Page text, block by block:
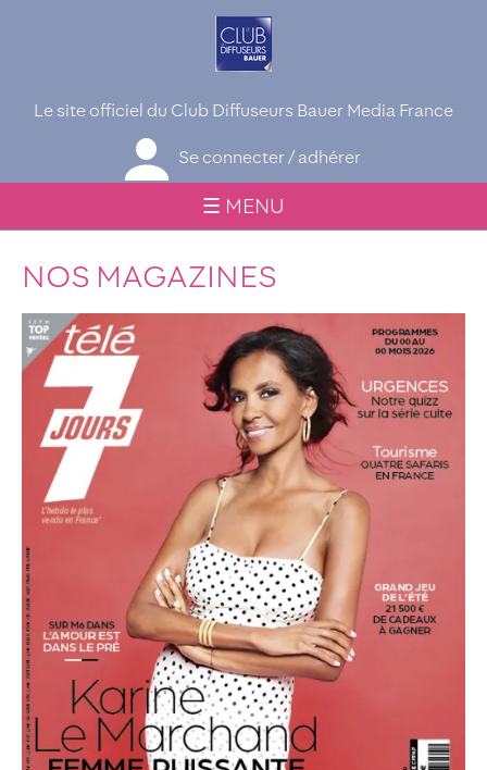
Le site officiel du Club Diffuseurs Bauer Media France
Se connecter / adhérer
☰ MENU
NOS MAGAZINES